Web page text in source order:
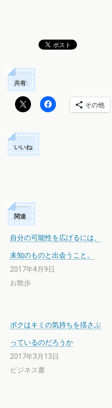
共有:
その他
いいね:
関連
自分の可能性を広げるには、
未知のものと出会うこと。
2017年4月9日
お散歩
ボクはキミの気持ちを揺さぶ
っているのだろうか
2017年3月13日
ビジネス書